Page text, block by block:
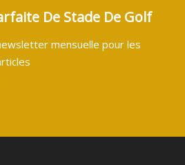
De Stade De Golf
mensuelle pour les